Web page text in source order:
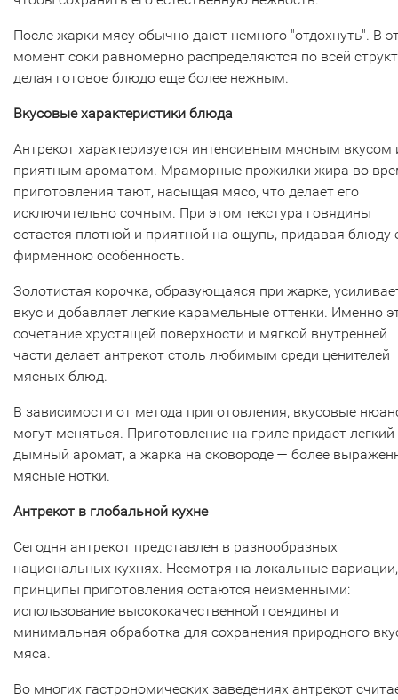
После жарки мясу обычно дают немного "отдохнуть". В
момент соки равномерно распределяются по всей
делая готовое блюдо еще более нежным.
Вкусовые характеристики блюда
Антрекот характеризуется интенсивным мясным вкусом
приятным ароматом. Мраморные прожилки жира во
приготовления тают, насыщая мясо, что делает его
исключительно сочным. При этом текстура говядины
остается плотной и приятной на ощупь, придавая блюду
фирменною особенность.
Золотистая корочка, образующаяся при жарке,
вкус и добавляет легкие карамельные оттенки. Именно
сочетание хрустящей поверхности и мягкой внутренней
части делает антрекот столь любимым среди ценителей
мясных блюд.
В зависимости от метода приготовления, вкусовые
могут меняться. Приготовление на гриле придает легкий
дымный аромат, а жарка на сковороде — более
мясные нотки.
Антрекот в глобальной кухне
Сегодня антрекот представлен в разнообразных
национальных кухнях. Несмотря на локальные вариации,
принципы приготовления остаются неизменными:
использование высококачественной говядины и
минимальная обработка для сохранения природного
мяса.
Во многих гастрономических заведениях антрекот